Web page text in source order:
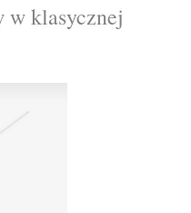
w klasycznej